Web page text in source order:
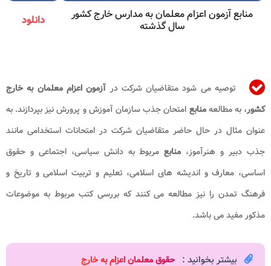
منابع آزمون اعزام معلمان به مدارس خارج کشور
سال گذشته
دانلود
توصیه می شود متقاضیان شرکت در آزمون اعزام معلمان به خارج
کشور، به مطالعهمنابع امتحان جذب سازمان آموزش و پرورش نیز بپردازند. به
عنوان مثال در حال حاضر متقاضیان شرکت در امتحانات استخدامی مانند
جذب دبیر و هنرآموز، منابع مربوط به دانش سیاسی، اجتماعی و حقوق
اساسی، معارف و اندیشه های اسلامی، تعلیم و تربیت اسلامی و تاریخ و
فرهنگ تمدن را نیز مطالعه می کنند که بررسی کتب مربوط به موضوعات
مذکور مفید می باشد.
بیشتر بخوانید : حقوق معلمان اعزام به خارج